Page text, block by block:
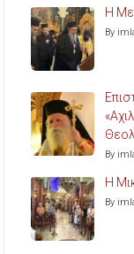
Η
By
By
Η
By